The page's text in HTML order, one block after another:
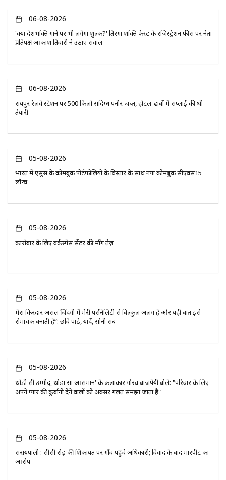
06-08-2026
'क्या देशभक्ति गाने पर भी लगेगा शुल्क?' तिरंगा शक्ति फेस्ट के रजिस्ट्रेशन फीस पर नेता
प्रतिपक्ष आकाश तिवारी ने उठाए सवाल
06-08-2026
रायपुर रेलवे स्टेशन पर 500 किलो संदिग्ध पनीर जब्त, होटल-ढाबों में सप्लाई की थी
तैयारी
05-08-2026
भारत में एसुस के क्रोमबुक पोर्टफोलियो के विस्तार के साथ नया क्रोमबुक सीएक्स15
लॉन्च
05-08-2026
कारोबार के लिए वर्कस्पेस सेंटर की माँग तेज़
05-08-2026
मेरा किरदार असल ज़िंदगी में मेरी पर्सनैलिटी से बिल्कुल अलग है और यही बात इसे
रोमांचक बनाती है”: छवि पांडे, यादें, सोनी सब
05-08-2026
थोड़ी सी उम्मीद, थोड़ा सा आसमान' के कलाकार गौरव बाजपेयी बोले: "परिवार के लिए
अपने प्यार की कुर्बानी देने वालों को अक्सर गलत समझा जाता है"
05-08-2026
सरायपाली : सीसी रोड़ की शिकायत पर गाँव पहुंचे अधिकारी; विवाद के बाद मारपीट का
आरोप